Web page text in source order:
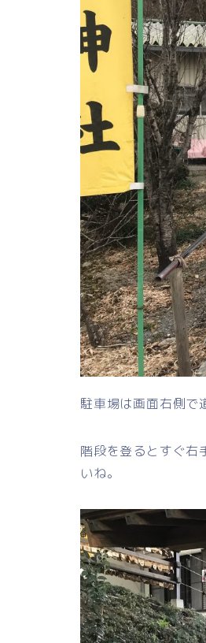
駐車場は画面右側で
階段を登るとすぐ右
いね。